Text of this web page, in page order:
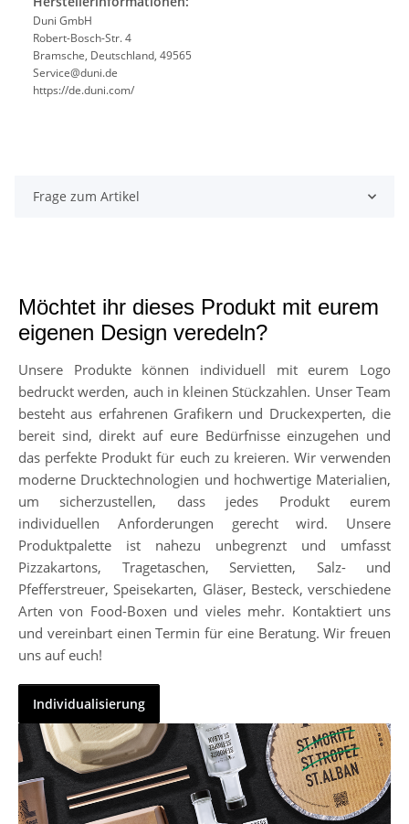
Duni GmbH
Robert-Bosch-Str. 4
Bramsche, Deutschland, 49565
Service@duni.de
https://de.duni.com/
Frage zum Artikel
Möchtet ihr dieses Produkt mit eurem
eigenen Design veredeln?
Unsere Produkte können individuell mit eurem Logo
bedruckt werden, auch in kleinen Stückzahlen. Unser Team
besteht aus erfahrenen Grafikern und Druckexperten, die
bereit sind, direkt auf eure Bedürfnisse einzugehen und
das perfekte Produkt für euch zu kreieren. Wir verwenden
moderne Drucktechnologien und hochwertige Materialien,
um sicherzustellen, dass jedes Produkt eurem
individuellen Anforderungen gerecht wird. Unsere
Produktpalette ist nahezu unbegrenzt und umfasst
Pizzakartons, Tragetaschen, Servietten, Salz- und
Pfefferstreuer, Speisekarten, Gläser, Besteck, verschiedene
Arten von Food-Boxen und vieles mehr. Kontaktiert uns
und vereinbart einen Termin für eine Beratung. Wir freuen
uns auf euch!
Individualisierung